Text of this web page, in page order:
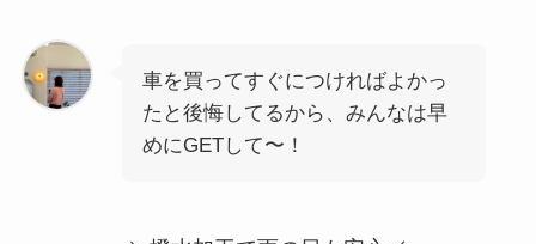
車を買ってすぐにつければよかっ
たと後悔してるから、みんなは早
めにGETして〜！